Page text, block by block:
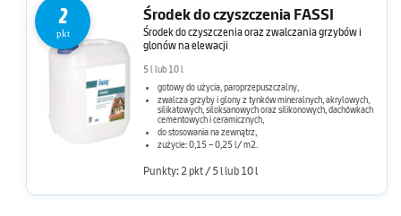
2
pkt
Środek do czyszczenia FASSI
Środek do czyszczenia oraz zwalczania grzybów i
glonów na elewacji
5 l lub 10 l
gotowy do użycia, paroprzepuszczalny,
zwalcza grzyby i glony z tynków mineralnych, akrylowych,
silikatowych, siloksanowych oraz silikonowych, dachówkach
cementowych i ceramicznych,
do stosowania na zewnątrz,
zużycie: 0,15 – 0,25 l/ m2.
Punkty: 2 pkt / 5 l lub 10 l